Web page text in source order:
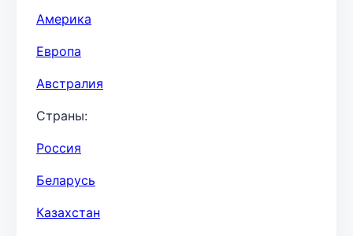
Америка
Европа
Австралия
Страны:
Россия
Беларусь
Казахстан